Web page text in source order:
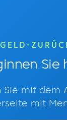
Sie
Sie mit dem
mit